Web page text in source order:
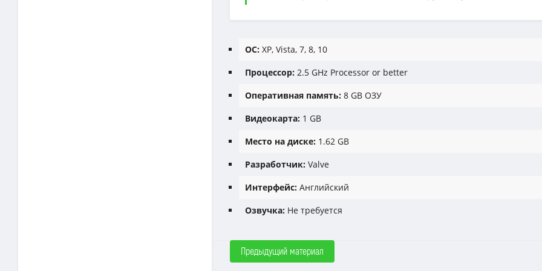
ОС: XP, Vista, 7, 8, 10
Процессор: 2.5 GHz Processor or better
Оперативная память: 8 GB ОЗУ
Видеокарта: 1 GB
Место на диске: 1.62 GB
Разработчик: Valve
Интерфейс: Английский
Озвучка: Не требуется
Предыдущий материал